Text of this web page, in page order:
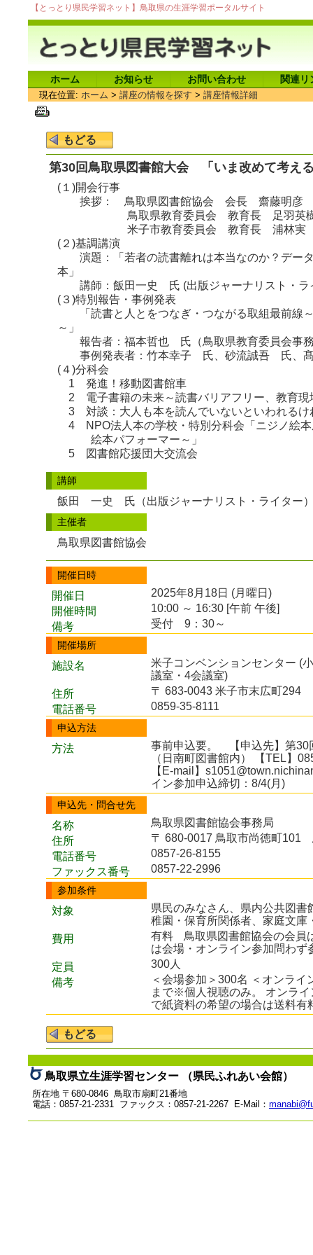
【とっとり県民学習ネット】鳥取県の生涯学習ポータルサイト
ホーム お知らせ お問い合わせ 関連リ
現在位置: ホーム > 講座の情報を探す > 講座情報詳細
第30回鳥取県図書館大会 「いま改めて考え
(１)開会行事
挨拶： 鳥取県図書館協会 会長 齋藤明彦
鳥取県教育委員会 教育長 足羽英
米子市教育委員会 教育長 浦林実
(２)基調講演
演題：「若者の読書離れは本当なのか？デー
本」
講師：飯田一史 氏 (出版ジャーナリスト・ラ
(３)特別報告・事例発表
「読書と人とをつなぎ・つながる取組最前線
～」
報告者：福本哲也 氏（鳥取県教育委員会事
事例発表者：竹本幸子 氏、砂流誠吾 氏、
(４)分科会
1 発進！移動図書館車
2 電子書籍の未来～読書バリアフリー、教育現
3 対談：大人も本を読んでいないといわれるけ
4 NPO法人本の学校・特別分科会「ニジノ絵本
絵本パフォーマー～」
5 図書館応援団大交流会
講師
飯田 一史 氏（出版ジャーナリスト・ライター
主催者
鳥取県図書館協会
開催日時
開催日
2025年8月18日 (月曜日)
開催時間
10:00 ～ 16:30 [午前 午後]
備考
受付 9：30～
開催場所
施設名
米子コンベンションセンター (
議室・4会議室)
住所
〒 683-0043 米子市末広町294
電話番号
0859-35-8111
申込方法
方法
事前申込要。 【申込先】第30
（日南町図書館内） 【TEL】
【E-mail】
イン参加申込締切：8/4(月)
申込先・問合せ先
名称
鳥取県図書館協会事務局
住所
〒 680-0017 鳥取市尚徳町101
電話番号
0857-26-8155
ファックス番号
0857-22-2996
参加条件
対象
県民のみなさん、県内公共図
稚園・保育所関係者、家庭文庫
費用
有料
鳥取県図書館協会の会員
は会場・オンライン参加問わず
定員
300人
備考
＜会場参加＞300名 ＜オンラ
まで※個人視聴のみ。 オンラ
で紙資料の希望の場合は送料有
鳥取県立生涯学習センター （県民ふれあい会館）
所在地 〒680-0846 鳥取市扇町21番地
電話：0857-21-2331 ファックス：0857-21-2267 E-Mail：